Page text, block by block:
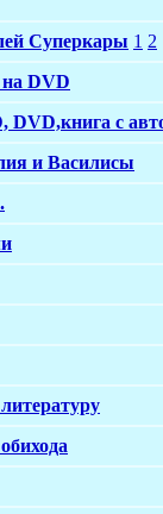
Суперкары 1 2
DVD
DVD,книга с
и Василисы